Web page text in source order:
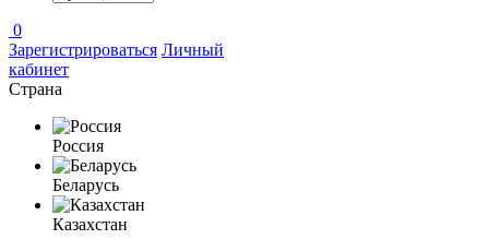
0
Зарегистрироваться Личный
кабинет
Страна
Россия
Беларусь
Казахстан